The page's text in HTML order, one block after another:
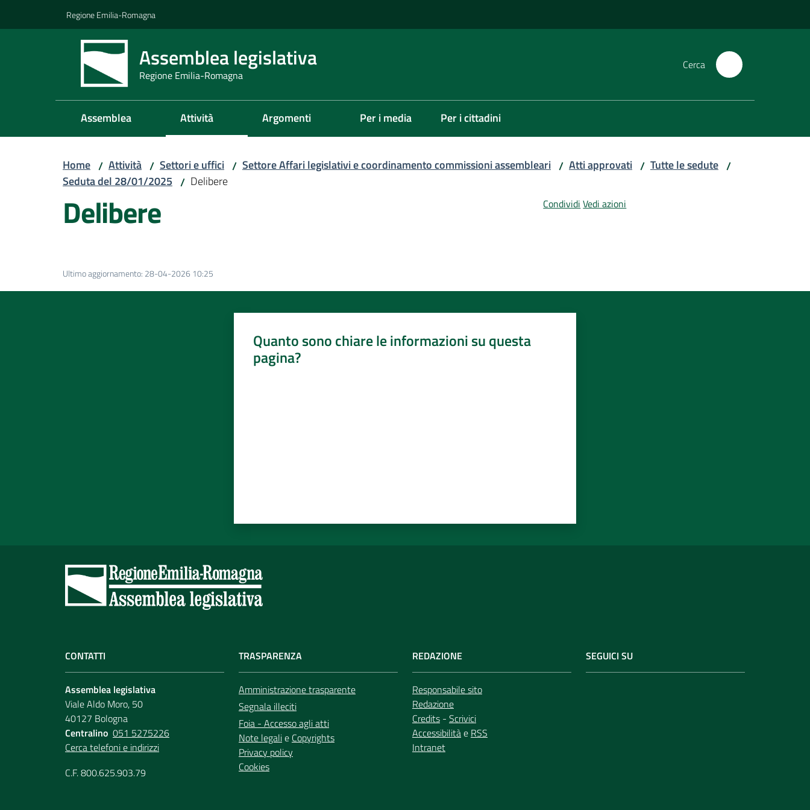
Regione Emilia-Romagna
Assemblea legislativa
Regione Emilia-Romagna
Cerca
Assemblea Attività Argomenti Per i media Per i cittadini
Home / Attività / Settori e uffici / Settore Affari legislativi e coordinamento commissioni assembleari / Atti approvati / Tutte le sedute /
Seduta del 28/01/2025 / Delibere
Delibere Condividi Vedi azioni
Ultimo aggiornamento: 28-04-2026 10:25
Quanto sono chiare le informazioni su questa
pagina?
CONTATTI
Assemblea legislativa
Viale Aldo Moro, 50
40127 Bologna
Centralino 051 5275226
Cerca telefoni e indirizzi
C.F. 800.625.903.79
TRASPARENZA
Amministrazione trasparente
Segnala illeciti
Foia - Accesso agli atti
Note legalie Copyrights
Privacy policy
Cookies
REDAZIONE
Responsabile sito
Redazione
Credits - Scrivici
Accessibilitàe RSS
Intranet
SEGUICI SU